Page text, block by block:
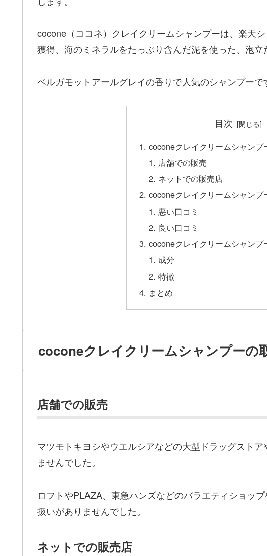
cocone（ココネ）クレイクリームシャンプーは、楽天
獲得、海のミネラルをたっぷり含んだ泥を使った、泡立
ベルガモットアールグレイの香りで人気のシャンプーで
目次
coconeクレイクリームシャン
店舗での販売
ネットでの販売店
coconeクレイクリームシャンプ
悪い口コミ
良い口コミ
coconeクレイクリームシャンプ
成分
特徴
まとめ
coconeクレイクリームシャンプーの
店舗での販売
マツモトキヨシやウエルシアなどの大型ドラッグスト
ませんでした。
ロフトやPLAZA、東急ハンズなどのバラエティショッ
扱いがありませんでした。
ネットでの販売店